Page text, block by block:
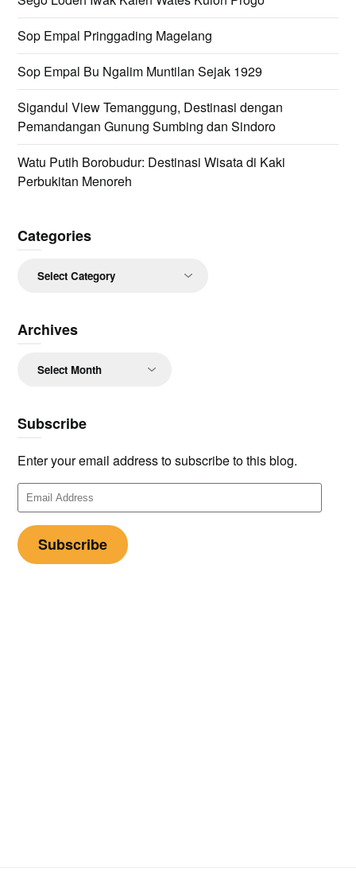
Sop Empal Pringgading Magelang
Sop Empal Bu Ngalim Muntilan Sejak 1929
Sigandul View Temanggung, Destinasi dengan
Pemandangan Gunung Sumbing dan Sindoro
Watu Putih Borobudur: Destinasi Wisata di Kaki
Perbukitan Menoreh
Categories
Archives
Subscribe
Enter your email address to subscribe to this blog.
Email
Address
Subscribe